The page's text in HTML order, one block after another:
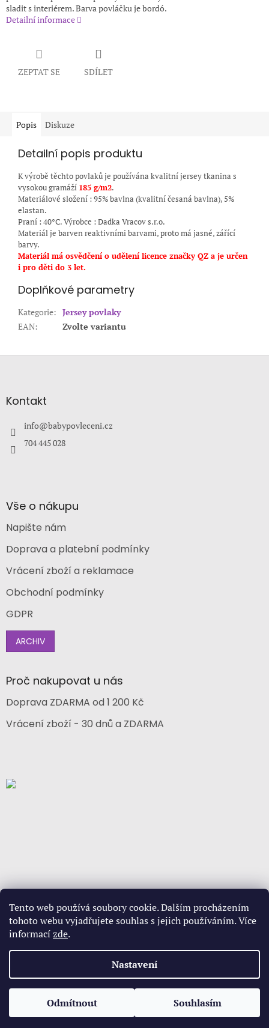
Tento web používá soubory cookie. Dalším procházením
tohoto webu vyjadřujete souhlas s jejich používáním. Více
informacízde.
Nastavení
Odmítnout Souhlasím
sladit s interiérem. Barva povláčku je bordó.
Detailní informace
ZEPTAT SE SDÍLET
Popis Diskuze
Detailní popis produktu
K výrobě těchto povlaků je používána kvalitní jersey tkanina s
vysokou gramáží 185 g/m2.
Materiálové složení : 95% bavlna (kvalitní česaná bavlna), 5%
elastan.
Praní : 40°C. Výrobce : Dadka Vracov s.r.o.
Materiál je barven reaktivními barvami, proto má jasné, zářící
barvy.
Materiál má osvědčení o udělení licence značky QZ a je určen
i pro děti do 3 let.
Doplňkové parametry
Kategorie: Jersey povlaky
EAN: Zvolte variantu
aKontakt
info@babypovleceni.cz
704 445 028
Vše o nákupu
Napište nám
Doprava a platební podmínky
Vrácení zboží a reklamace
Obchodní podmínky
GDPR
ARCHIV
Proč nakupovat u nás
Doprava ZDARMA od 1 200 Kč
Vrácení zboží - 30 dnů a ZDARMA
www.babypovleceni.cz
vyhrazena.
Upravit nastavení cookies